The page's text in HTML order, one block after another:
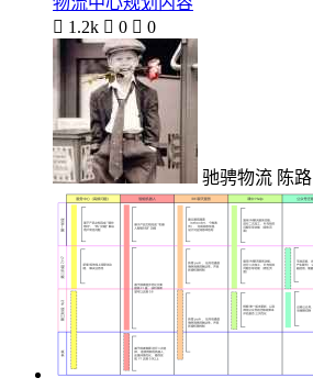
 1.2k  0  0
驰骋物流 陈路